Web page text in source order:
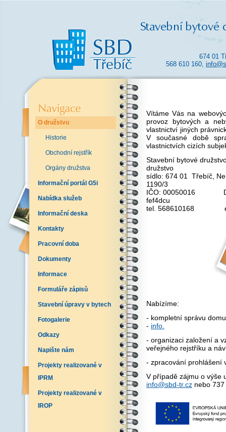
674 01
568 610 160,
O družstvu
Historie
Obchodní rejstřík
Orgány družstva
Informační portál G5i
Nabídka služeb
Informační deska
Kontakty
Pracovní doba
Dokumenty
Informace
Formuláře zápisů
Stavební úpravy v bytech
Fotogalerie
Odkazy
Napište nám
Projekty realizované v
IPRM
Projekty realizované v
IROP
Vítáme Vás na
provoz bytových a
vlastnictví jiných
V současné době
vlastnictvích cizích
Stavební bytové
sídlo: 674 01 Třebíč,
IČO: 00050016
fef4dcu
tel. 568610168
Nabízíme:
- kompletní správu
- info.
- organizaci založení a
veřejného rejstříku a
- zpracování prohlášení
V případě zájmu o výše
info@sbd-tr.cz nebo